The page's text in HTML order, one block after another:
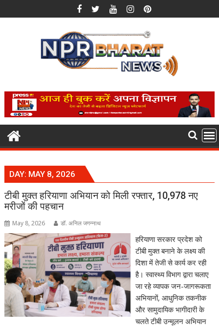
to
DAY: MAY 8, 2026
टीबी मुक्त हरियाणा अभियान को मिली रफ्तार, 10,978 नए
मरीजों की पहचान
May 8, 2026 डॉ. अनिल जगन्नाथ
हरियाणा सरकार प्रदेश को
टीबी मुक्त बनाने के लक्ष्य की
दिशा में तेजी से कार्य कर रही
है। स्वास्थ्य विभाग द्वारा चलाए
जा रहे व्यापक जन-जागरूकता
अभियानों, आधुनिक तकनीक
और सामुदायिक भागीदारी के
चलते टीबी उन्मूलन अभियान